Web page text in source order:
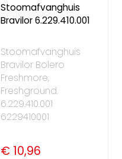
Stoomafvanghuis
Bravilor 6.229.410.001
Stoomafvanghuis
Bravilor Bolero
Freshmore,
Freshground.
6.229.410.001
6229410001
€ 10,96